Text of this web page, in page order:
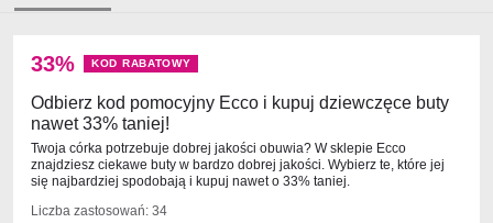
33% KOD RABATOWY
Odbierz kod pomocyjny Ecco i kupuj dziewczęce buty
nawet 33% taniej!
Twoja córka potrzebuje dobrej jakości obuwia? W sklepie Ecco
znajdziesz ciekawe buty w bardzo dobrej jakości. Wybierz te, które jej
się najbardziej spodobają i kupuj nawet o 33% taniej.
Liczba zastosowań: 34